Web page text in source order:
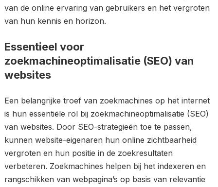
van de online ervaring van gebruikers en het vergroten
van hun kennis en horizon.
Essentieel voor
zoekmachineoptimalisatie (SEO) van
websites
Een belangrijke troef van zoekmachines op het internet
is hun essentiële rol bij zoekmachineoptimalisatie (SEO)
van websites. Door SEO-strategieën toe te passen,
kunnen website-eigenaren hun online zichtbaarheid
vergroten en hun positie in de zoekresultaten
verbeteren. Zoekmachines helpen bij het indexeren en
rangschikken van webpagina’s op basis van relevantie